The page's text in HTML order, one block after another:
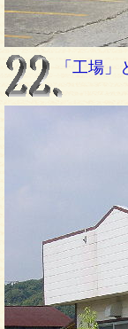
「工場